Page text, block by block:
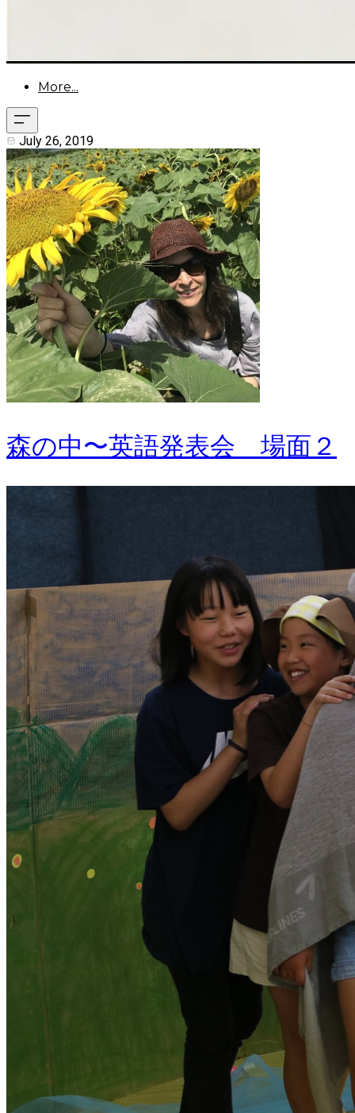
More...
July 26, 2019
森の中〜英語発表会 場面２